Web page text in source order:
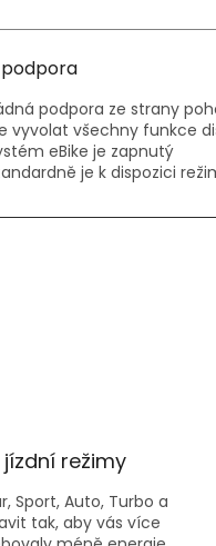
podpora ze strany
vyvolat všechny funkce
eBike je zapnutý
je k dispozici
režimy
Sport, Auto, Turbo a
tak, aby vás více